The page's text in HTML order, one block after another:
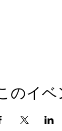
のイ